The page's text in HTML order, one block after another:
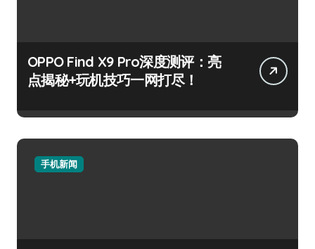
OPPO Find X9 Pro深度测评：亮
点揭秘+玩机技巧一网打尽！
手机新闻